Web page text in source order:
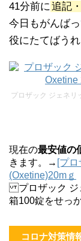
41分前に追記
今日もがんば
役にたてばうれ
プロザック ジェネリ
現在の最安値の
きます。→ [プ
(Oxetine)20mｇ
プロザック ジ
箱100錠をせっ
コロナ対策情